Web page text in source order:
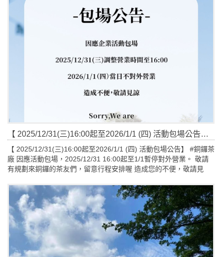
【 2025/12/31(三)16:00起至2026/1/1 (四) 活動包場公告】 #銅鑼茶廠 因應活動包場，2025/12/31 16:00起至1/1暫停對外營業。
【 2025/12/31(三)16:00起至2026/1/1 (四) 活動包場公告】 #銅鑼茶
廠 因應活動包場，2025/12/31 16:00起至1/1暫停對外營業。 敬請
有規劃來銅鑼的茶友們，留意行程安排喔 造成您的不便，敬請見